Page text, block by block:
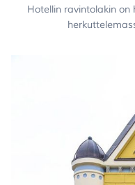
Hotellin ravintolakin